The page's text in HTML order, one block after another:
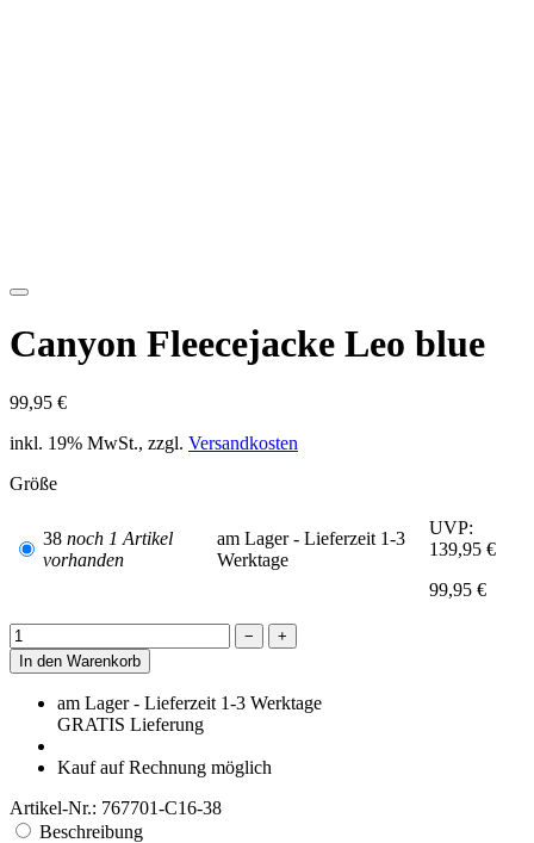
Canyon Fleecejacke Leo blue
99,95 €
inkl. 19% MwSt., zzgl. Versandkosten
Größe
38 noch 1 Artikel
vorhanden
am Lager - Lieferzeit 1-3
Werktage
UVP:
139,95 €
99,95 €
−
+
In den Warenkorb
am Lager - Lieferzeit 1-3 Werktage
GRATIS Lieferung
Kauf auf Rechnung möglich
Artikel-Nr.: 767701-C16-38
Beschreibung